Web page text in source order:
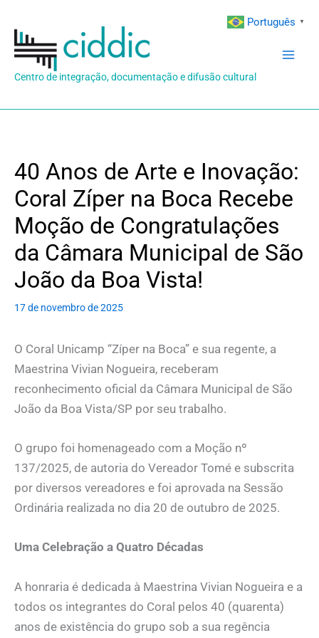
para
conteúdo
Centro de integração, documentação e difusão cultural
40 Anos de Arte e Inovação:
Coral Zíper na Boca Recebe
Moção de Congratulações
da Câmara Municipal de São
João da Boa Vista!
17 de novembro de 2025
O Coral Unicamp “Zíper na Boca” e sua regente, a
Maestrina Vivian Nogueira, receberam
reconhecimento oficial da Câmara Municipal de São
João da Boa Vista/SP por seu trabalho.
O grupo foi homenageado com a Moção nº
137/2025, de autoria do Vereador Tomé e subscrita
por diversos vereadores e foi aprovada na Sessão
Ordinária realizada no dia 20 de outubro de 2025.
Uma Celebração a Quatro Décadas
A honraria é dedicada à Maestrina Vivian Nogueira e a
todos os integrantes do Coral pelos 40 (quarenta)
anos de existência do grupo sob a sua regência
Português ▼